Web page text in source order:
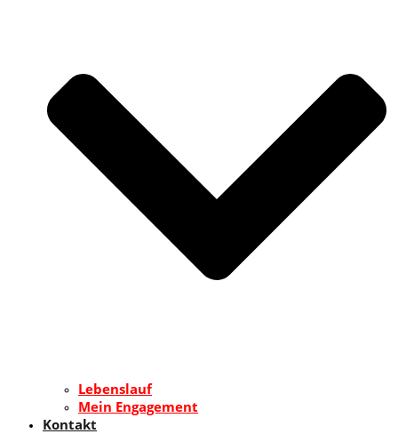
Lebenslauf
Mein Engagement
Kontakt